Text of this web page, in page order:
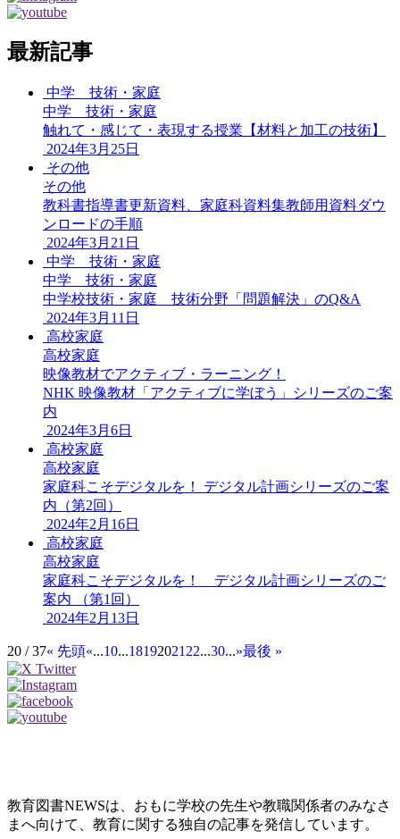
最新記事
中学 技術・家庭
中学 技術・家庭
触れて・感じて・表現する授業【材料と加工の技術】
2024年3月25日
その他
その他
教科書指導書更新資料、家庭科資料集教師用資料ダウ
ンロードの手順
2024年3月21日
中学 技術・家庭
中学 技術・家庭
中学校技術・家庭 技術分野「問題解決」のQ&A
2024年3月11日
高校家庭
高校家庭
映像教材でアクティブ・ラーニング！
NHK 映像教材「アクティブに学ぼう」シリーズのご案
内
2024年3月6日
高校家庭
高校家庭
家庭科こそデジタルを！ デジタル計画シリーズのご案
内（第2回）
2024年2月16日
高校家庭
高校家庭
家庭科こそデジタルを！ デジタル計画シリーズのご
案内 （第1回）
2024年2月13日
20 / 37« 先頭«...10...18192021 22...30...»最後 »
教育図書NEWSは、おもに学校の先生や教職関係者のみなさ
まへ向けて、教育に関する独自の記事を発信しています。